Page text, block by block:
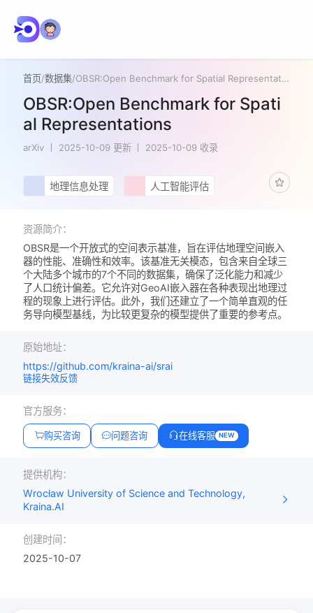
首页/数据集/ OBSR:Open Benchmark for Spatial Representations
OBSR:Open Benchmark for Spati
al Representations
arXiv 2025-10-09 更新 2025-10-09 收录
地理信息处理 人工智能评估
资源简介：
OBSR是一个开放式的空间表示基准，旨在评估地理空间嵌入
器的性能、准确性和效率。该基准无关模态，包含来自全球三
个大陆多个城市的7个不同的数据集，确保了泛化能力和减少
了人口统计偏差。它允许对GeoAI嵌入器在各种表现出地理过
程的现象上进行评估。此外，我们还建立了一个简单直观的任
务导向模型基线，为比较更复杂的模型提供了重要的参考点。
原始地址：
https://github.com/kraina-ai/srai
链接失效反馈
官方服务：
购买咨询 问题咨询 在线客服 NEW
提供机构：
Wrocław University of Science and Technology,
Kraina.AI
创建时间：
2025-10-07